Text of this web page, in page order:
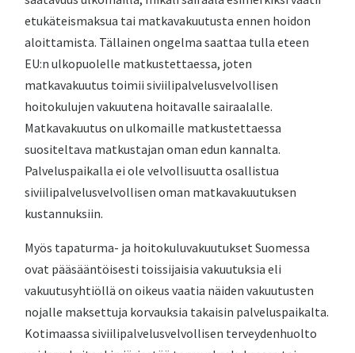
etukäteismaksua tai matkavakuutusta ennen hoidon
aloittamista. Tällainen ongelma saattaa tulla eteen
EU:n ulkopuolelle matkustettaessa, joten
matkavakuutus toimii siviilipalvelusvelvollisen
hoitokulujen vakuutena hoitavalle sairaalalle.
Matkavakuutus on ulkomaille matkustettaessa
suositeltava matkustajan oman edun kannalta.
Palveluspaikalla ei ole velvollisuutta osallistua
siviilipalvelusvelvollisen oman matkavakuutuksen
kustannuksiin.
Myös tapaturma- ja hoitokuluvakuutukset Suomessa
ovat pääsääntöisesti toissijaisia vakuutuksia eli
vakuutusyhtiöllä on oikeus vaatia näiden vakuutusten
nojalle maksettuja korvauksia takaisin palveluspaikalta.
Kotimaassa siviilipalvelusvelvollisen terveydenhuolto